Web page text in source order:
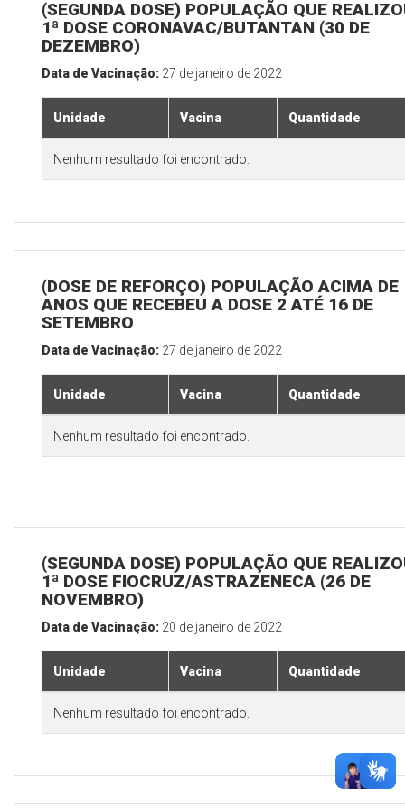
(SEGUNDA DOSE) POPULAÇÃO QUE
1ª DOSE CORONAVAC/BUTANTAN (30 DE
DEZEMBRO)
Data de Vacinação: 27 de janeiro de 2022
Unidade Vacina Quantidade
Nenhum resultado foi encontrado.
(DOSE DE REFORÇO) POPULAÇÃO ACIMA DE
ANOS QUE RECEBEU A DOSE 2 ATÉ 16 DE
SETEMBRO
Data de Vacinação: 27 de janeiro de 2022
Unidade Vacina Quantidade
Nenhum resultado foi encontrado.
(SEGUNDA DOSE) POPULAÇÃO QUE
1ª DOSE FIOCRUZ/ASTRAZENECA (26 DE
NOVEMBRO)
Data de Vacinação: 20 de janeiro de 2022
Unidade Vacina Quantidade
Nenhum resultado foi encontrado.